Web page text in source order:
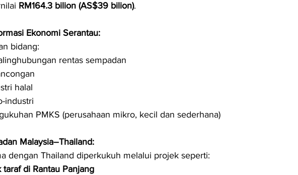
RM164.3 bilion (AS$39 bilion).
Ekonomi Serantau:
bidang:
rentas sempadan
halal
industri
PMKS (perusahaan mikro, kecil dan sederhana)
Malaysia–Thailand:
dengan Thailand diperkukuh melalui projek seperti:
taraf di Rantau Panjang